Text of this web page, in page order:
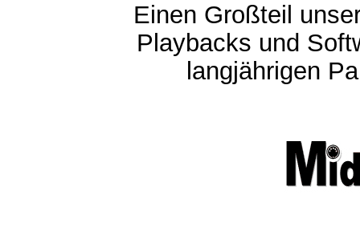
Einen Großteil
Playbacks und
langjährigen